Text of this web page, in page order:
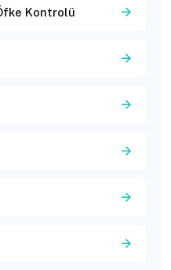
Kontrolü